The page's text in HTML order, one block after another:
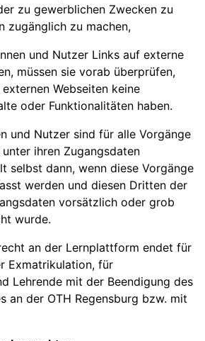
zu gewerblichen Zwecken zu
zugänglich zu machen,
und Nutzer Links auf externe
müssen sie vorab überprüfen,
Webseiten keine
oder Funktionalitäten haben.
und Nutzer sind für alle Vorgänge
ihren Zugangsdaten
selbst dann, wenn diese Vorgänge
werden und diesen Dritten der
vorsätzlich oder grob
wurde.
an der Lernplattform endet für
Exmatrikulation, für
Lehrende mit der Beendigung des
an der OTH Regensburg bzw. mit